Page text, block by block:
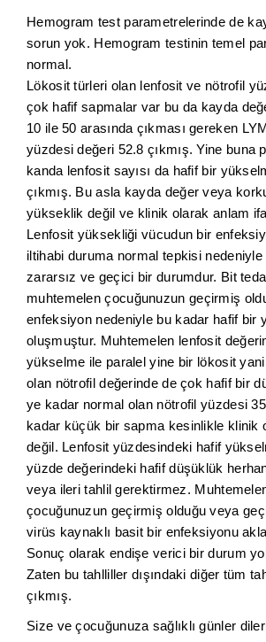
Hemogram test parametrelerinde de
sorun yok. Hemogram testinin temel
normal.
Lökosit türleri olan lenfosit ve nötrofil
çok hafif sapmalar var bu da kayda
10 ile 50 arasında çıkması gereken
yüzdesi değeri 52.8 çıkmış. Yine buna
kanda lenfosit sayısı da hafif bir
çıkmış. Bu asla kayda değer veya
yükseklik değil ve klinik olarak anlam
Lenfosit yüksekliği vücudun bir
iltihabi duruma normal tepkisi nedeniyle
zararsız ve geçici bir durumdur. Bit
muhtemelen çocuğunuzun geçirmiş
enfeksiyon nedeniyle bu kadar hafif bir
oluşmuştur. Muhtemelen lenfosit
yükselme ile paralel yine bir lökosit
olan nötrofil değerinde de çok hafif bir
ye kadar normal olan nötrofil yüzdesi
kadar küçük bir sapma kesinlikle klinik
değil. Lenfosit yüzdesindeki hafif
yüzde değerindeki hafif düşüklük
veya ileri tahlil gerektirmez.
çocuğunuzun geçirmiş olduğu veya
virüs kaynaklı basit bir enfeksiyonu
Sonuç olarak endişe verici bir durum
Zaten bu tahlliller dışındaki diğer tüm
çıkmış.
Size ve çocuğunuza sağlıklı günler